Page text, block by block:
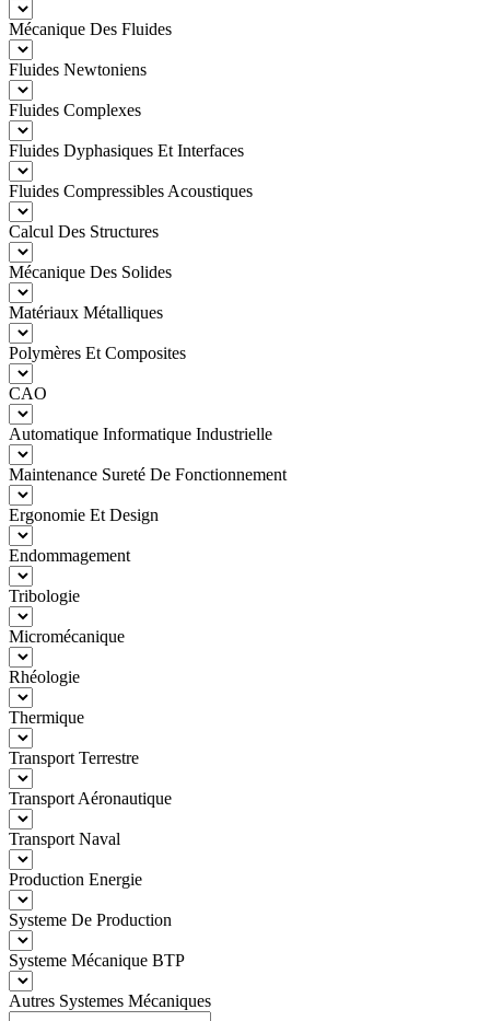
Mécanique Des Fluides
Fluides Newtoniens
Fluides Complexes
Fluides Dyphasiques Et Interfaces
Fluides Compressibles Acoustiques
Calcul Des Structures
Mécanique Des Solides
Matériaux Métalliques
Polymères Et Composites
CAO
Automatique Informatique Industrielle
Maintenance Sureté De Fonctionnement
Ergonomie Et Design
Endommagement
Tribologie
Micromécanique
Rhéologie
Thermique
Transport Terrestre
Transport Aéronautique
Transport Naval
Production Energie
Systeme De Production
Systeme Mécanique BTP
Autres Systemes Mécaniques